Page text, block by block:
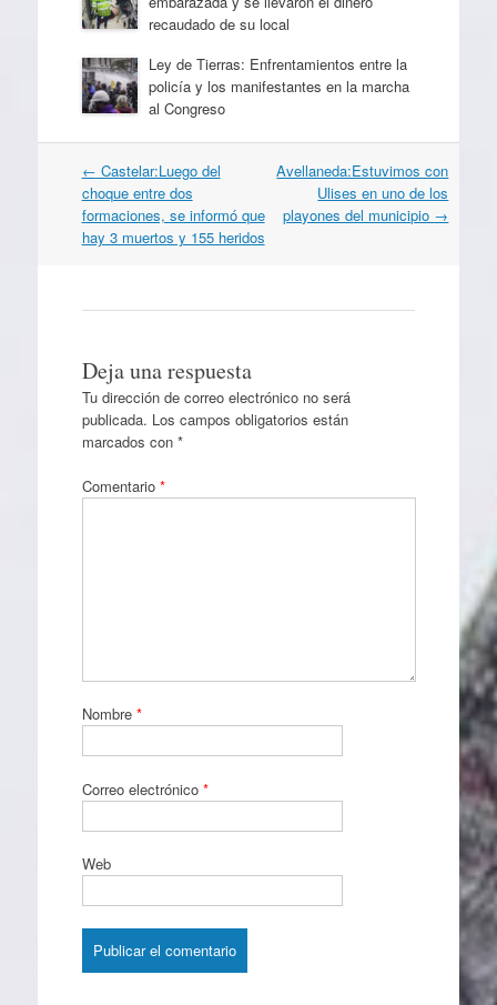
recaudado de su local
Ley de Tierras: Enfrentamientos entre la
policía y los manifestantes en la marcha
al Congreso
Navegación
por
artículos
← Castelar:Luego del
choque entre dos
formaciones, se informó que
hay 3 muertos y 155 heridos
Avellaneda:Estuvimos con
Ulises en uno de los
playones del municipio →
Deja una respuesta
Tu dirección de correo electrónico no será
publicada. Los campos obligatorios están
marcados con *
Comentario *
Nombre *
Correo electrónico *
Web